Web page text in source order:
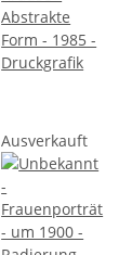
Ausverkauft